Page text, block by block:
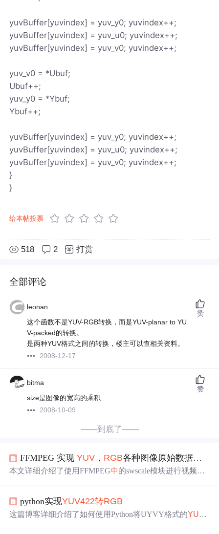
yuvBuffer[yuvindex] = yuv_y0; yuvindex++;
yuvBuffer[yuvindex] = yuv_u0; yuvindex++;
yuvBuffer[yuvindex] = yuv_v0; yuvindex++;
yuv_v0 = *Ubuf;
Ubuf++;
yuv_y0 = *Ybuf;
Ybuf++;
yuvBuffer[yuvindex] = yuv_y0; yuvindex++;
yuvBuffer[yuvindex] = yuv_u0; yuvindex++;
yuvBuffer[yuvindex] = yuv_v0; yuvindex++;
}
}
给本帖投票
518 2 打赏
全部评论
leonan
这个函数不是YUV-RGB转换，而是YUV-planar to YU
V-packed的转换。
是两种YUV格式之间的转换，楼主可以查相关资料。
2008-12-17
赞
bitma
size是图像的宽高的乘积
2008-10-09
赞
——到底了——
FFMPEG 实现YUV ， RGB各种图像原始数据之间的
本文详细介绍了使用FFMPEG中的swscale模块进行视频原
过 一个解码视频的例子展示了如何将解码后的数据保存为
特定格式的文件。同时，阐述了如何根据不同的像素格式
python实现YUV422转RGB
这篇博客详细介绍了如何使用Python将UYVY格式的YUV4